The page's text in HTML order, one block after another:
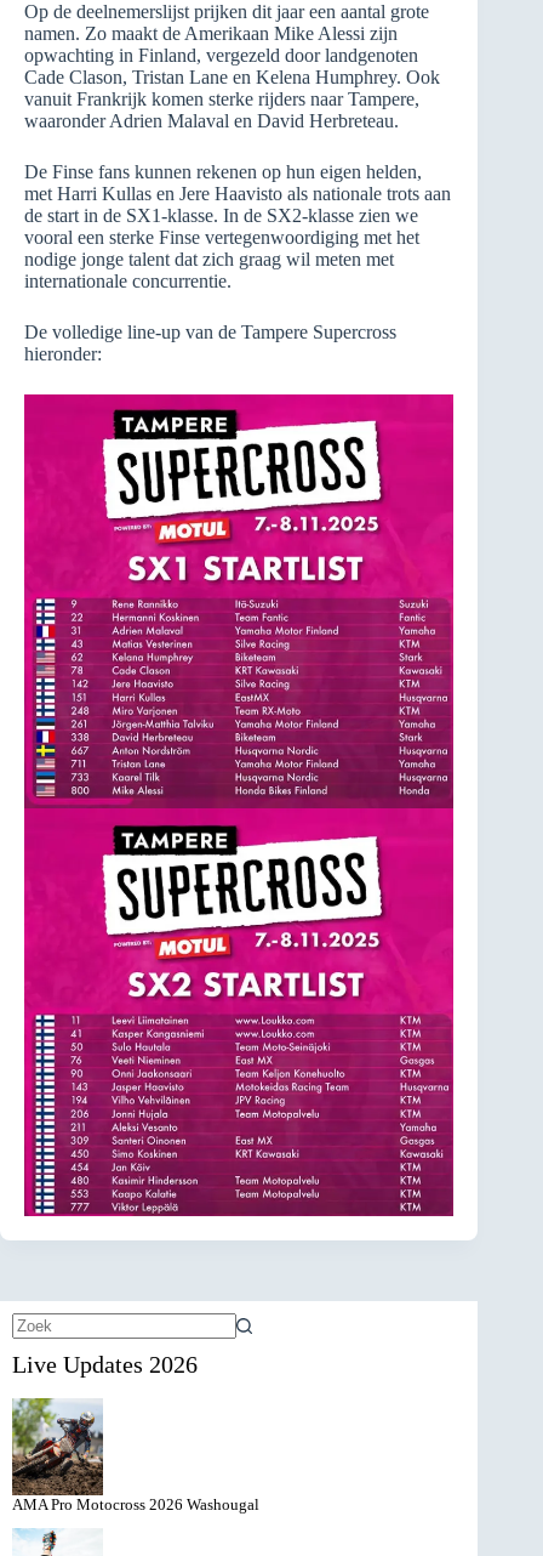
Op de deelnemerslijst prijken dit jaar een aantal grote
namen. Zo maakt de Amerikaan Mike Alessi zijn
opwachting in Finland, vergezeld door landgenoten
Cade Clason, Tristan Lane en Kelena Humphrey. Ook
vanuit Frankrijk komen sterke rijders naar Tampere,
waaronder Adrien Malaval en David Herbreteau.
De Finse fans kunnen rekenen op hun eigen helden,
met Harri Kullas en Jere Haavisto als nationale trots aan
de start in de SX1-klasse. In de SX2-klasse zien we
vooral een sterke Finse vertegenwoordiging met het
nodige jonge talent dat zich graag wil meten met
internationale concurrentie.
De volledige line-up van de Tampere Supercross
hieronder:
resultaten
Live Updates 2026
AMA Pro Motocross 2026 Washougal